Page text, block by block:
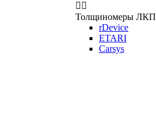
 
Толщиномеры ЛКП
rDevice
ETARI
Carsys